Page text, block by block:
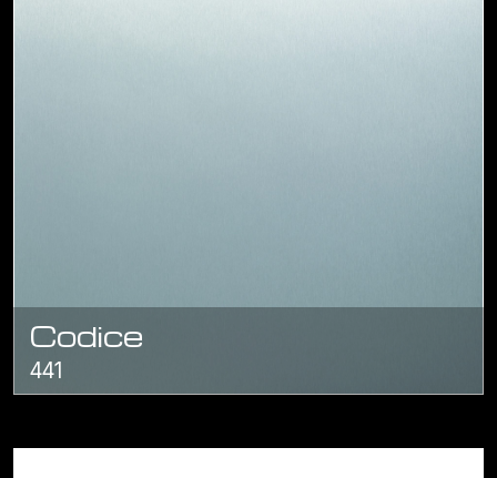
Codice
441